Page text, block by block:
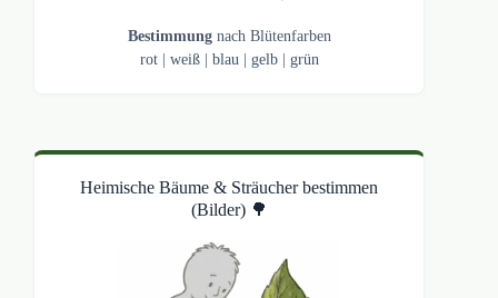
Bestimmung nach Blütenfarben
rot| weiß| blau| gelb| grün
Heimische Bäume & Sträucher bestimmen
(Bilder) 🌳